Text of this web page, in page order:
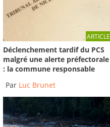
ARTICLE
Déclenchement tardif du PCS
malgré une alerte préfectorale
: la commune responsable
Par Luc Brunet